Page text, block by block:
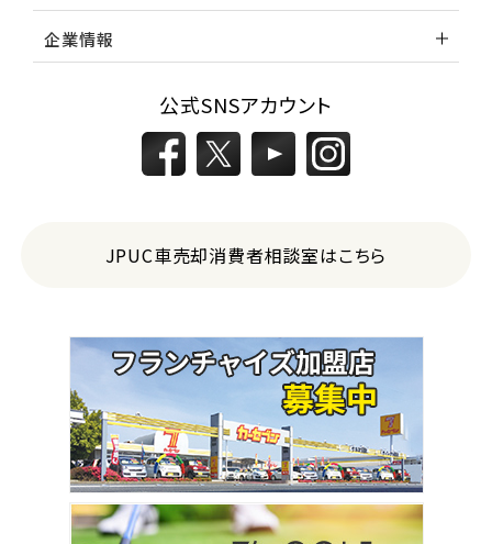
企業情報
公式SNSアカウント
JPUC車売却消費者相談室はこちら